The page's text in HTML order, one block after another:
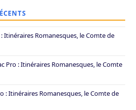
: Itinéraires Romanesques, le Comte de
Pro : Itinéraires Romanesques, le Comte
: Itinéraires Romanesques, le Comte de